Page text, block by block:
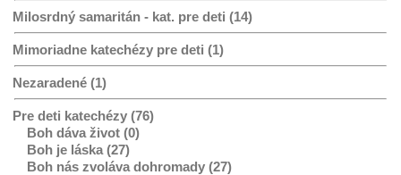
Milosrdný samaritán - kat. pre deti (14)
Mimoriadne katechézy pre deti (1)
Nezaradené (1)
Pre deti katechézy (76)
Boh dáva život (0)
Boh je láska (27)
Boh nás zvoláva dohromady (27)